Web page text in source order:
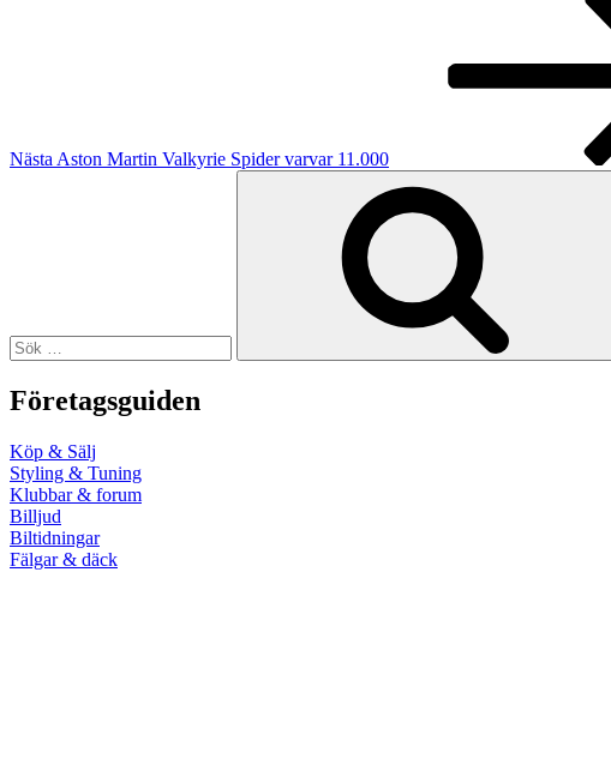
Nästa Aston Martin Valkyrie Spider varvar 11.000
Företagsguiden
Köp & Sälj
Styling & Tuning
Klubbar & forum
Billjud
Biltidningar
Fälgar & däck